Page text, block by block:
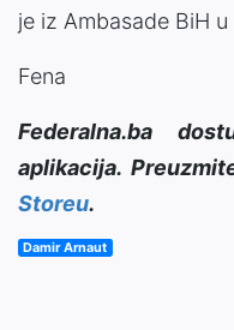
je iz Ambasade BiH
Fena
Federalna.ba
aplikacija.
Storeu.
Damir Arnaut